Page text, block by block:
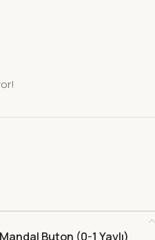
Buton (0-1 Yaylı)